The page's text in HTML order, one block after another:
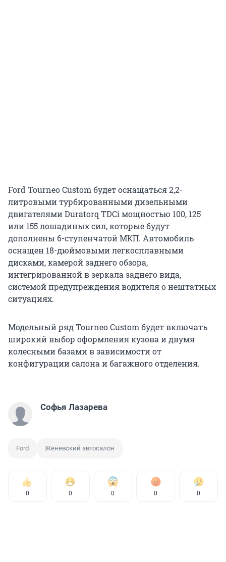
Ford Tourneo Custom будет оснащаться 2,2-
литровыми турбированными дизельными
двигателями Duratorq TDCi мощностью 100, 125
или 155 лошадиных сил, которые будут
дополнены 6-ступенчатой МКП. Автомобиль
оснащен 18-дюймовыми легкосплавными
дисками, камерой заднего обзора,
интегрированной в зеркала заднего вида,
системой предупреждения водителя о нештатных
ситуациях.
Модельный ряд Tourneo Custom будет включать
широкий выбор оформления кузова и двумя
колесными базами в зависимости от
конфигурации салона и багажного отделения.
Софья Лазарева
Ford Женевский автосалон
0 0 0 0 0